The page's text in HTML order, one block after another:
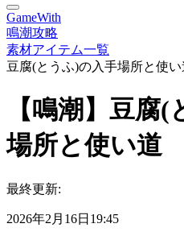
GameWith
鳴潮攻略
素材アイテム一覧
豆腐(とうふ)の入手場所と使い
【鳴潮】豆腐
場所と使い道
最終更新:
2026年2月16日19:45